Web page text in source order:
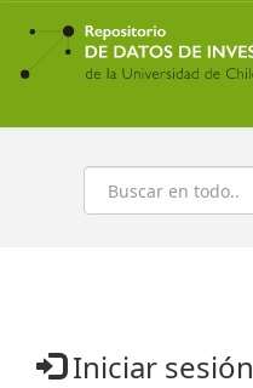
Ir
contenido
principal
Buscar
Iniciar sesión